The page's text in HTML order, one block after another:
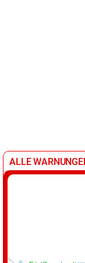
ALLE